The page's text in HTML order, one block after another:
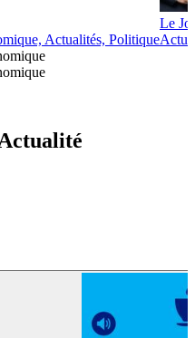
Actualités, Politique
Le